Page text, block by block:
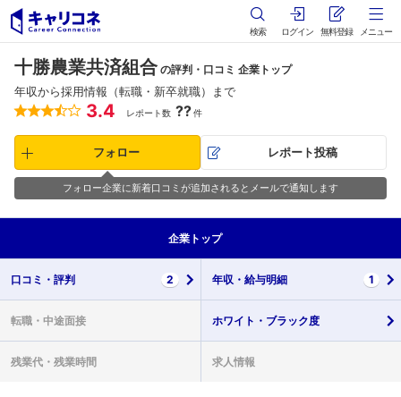
検索 ログイン 無料登録 メニュー
十勝農業共済組合 の評判・口コミ 企業トップ
年収から採用情報（転職・新卒就職）まで
3.4 レポート数 ??件
フォロー レポート投稿
フォロー企業に新着口コミが追加されるとメールで通知します
企業 トップ
口コミ・ 評判 2 年収・ 給与明細 1
転職・ 中途面接 ホワイト・ ブラック度
残業代・ 残業時間 求人情報